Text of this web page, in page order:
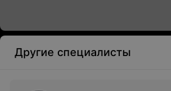
Другие специалисты